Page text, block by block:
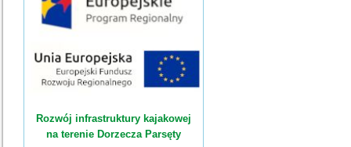
Rozwój infrastruktury kajakowej
na terenie Dorzecza Parsęty